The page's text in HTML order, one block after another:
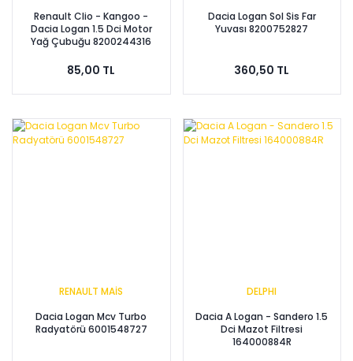
Renault Clio - Kangoo -
Dacia Logan 1.5 Dci Motor
Yağ Çubuğu 8200244316
85,00 TL
Dacia Logan Sol Sis Far
Yuvası 8200752827
360,50 TL
RENAULT MAİS
Dacia Logan Mcv Turbo
Radyatörü 6001548727
DELPHI
Dacia A Logan - Sandero 1.5
Dci Mazot Filtresi
164000884R